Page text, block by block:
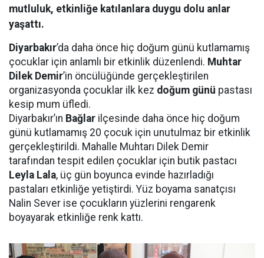
mutluluk, etkinliğe katılanlara duygu dolu anlar
yaşattı.
Diyarbakır’da daha önce hiç doğum günü kutlamamış
çocuklar için anlamlı bir etkinlik düzenlendi. Muhtar
Dilek Demir’in öncülüğünde gerçekleştirilen
organizasyonda çocuklar ilk kez doğum günü pastası
kesip mum üfledi.
Diyarbakır’ın Bağlar ilçesinde daha önce hiç doğum
günü kutlamamış 20 çocuk için unutulmaz bir etkinlik
gerçekleştirildi. Mahalle Muhtarı Dilek Demir
tarafından tespit edilen çocuklar için butik pastacı
Leyla Lala, üç gün boyunca evinde hazırladığı
pastaları etkinliğe yetiştirdi. Yüz boyama sanatçısı
Nalin Sever ise çocukların yüzlerini rengarenk
boyayarak etkinliğe renk kattı.